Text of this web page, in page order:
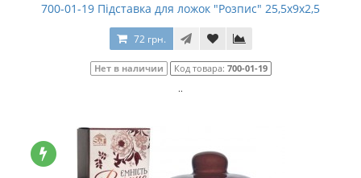
700-01-19 Підставка для ложок "Розпис" 25,5х9х2,5
72 грн.
Нет в наличии Код товара: 700-01-19
..